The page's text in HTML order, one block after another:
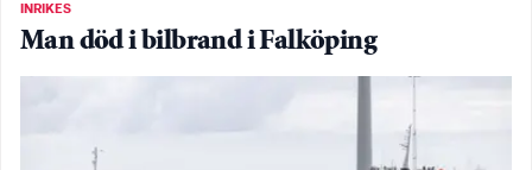
INRIKES
Man död i bilbrand i Falköping